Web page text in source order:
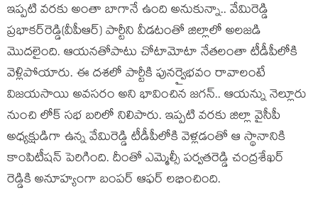
ఇప్పటి వరకు అంతా బాగానే ఉంది అనుకున్నా.. వేమిరెడ్డి
ప్ర‌భాక‌ర్‌రెడ్డి(వీపీఆర్) పార్టీని వీడటంతో జిల్లాలో అలజడి
మొదలైంది. ఆయనతోపాటు చోటామోటా నేతలంతా టీడీపీలోకి
వెళ్లిపోయారు. ఈ దశలో పార్టీకి పునర్వైభవం రావాలంటే
విజయసాయి అవసరం అని భావించిన జగన్.. ఆయన్ను నెల్లూరు
నుంచి లోక్ సభ బరిలో నిలిపారు. ఇప్పటి వరకు జిల్లా వైసీపీ
అధ్యక్షుడిగా ఉన్న వేమిరెడ్డి టీడీపీలోకి వెళ్లడంతో ఆ స్థానానికి
కాంపిటీషన్ పెరిగింది. దీంతో ఎమ్మెల్సీ పర్వతరెడ్డి చంద్రశేఖర్
రెడ్డికి అనూహ్యంగా బంపర్ ఆఫర్ లభించింది.